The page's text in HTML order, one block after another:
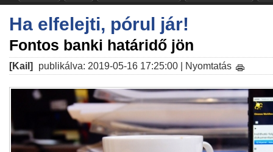
Ha elfelejti, pórul jár!
Fontos banki határidő jön
[Kail] publikálva: 2019-05-16 17:25:00 | Nyomtatás